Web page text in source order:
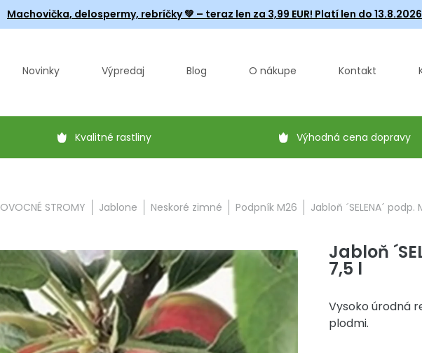
Machovička, delospermy, rebríčky💚 – teraz len za 3,99 EUR! Platí len do
Novinky Výpredaj Blog O nákupe Kontakt
Kvalitné rastliny Výhodná cena dopravy
OVOCNÉ STROMY Jablone Neskoré zimné Podpník M26 Jabloň ´SELENA´
Jabloň
7,5 l
Vysoko úrodná
plodmi.